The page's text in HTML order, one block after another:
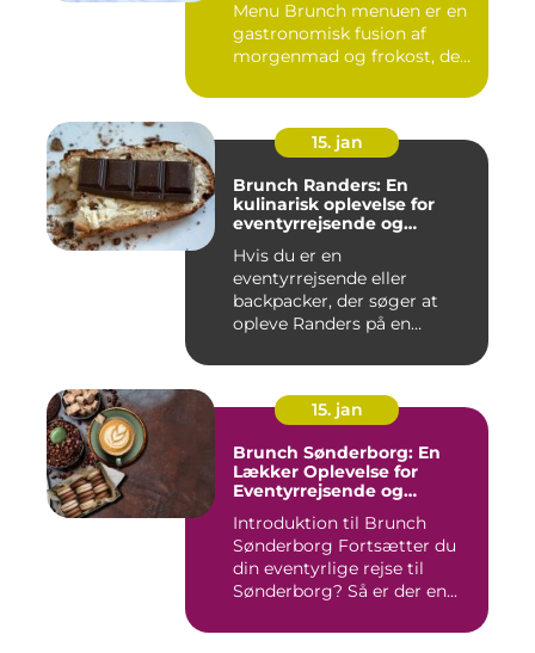
Menu Brunch menuen er en
gastronomisk fusion af
morgenmad og frokost, der
15. jan
Brunch Randers: En
kulinarisk oplevelse for
eventyrrejsende og
Hvis du er en
eventyrrejsende eller
backpacker, der søger at
opleve Randers på en
15. jan
Brunch Sønderborg: En
Lækker Oplevelse for
Eventyrrejsende og
Introduktion til Brunch
Sønderborg Fortsætter du
din eventyrlige rejse til
Sønderborg? Så er der en...